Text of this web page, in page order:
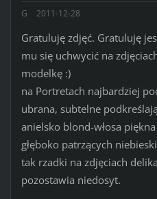
G 2011-12-28
Gratuluję zdjęć. Gratuluję
mu się uchwycić na
modelkę :)
na Portretach najbardziej
ubrana, subtelne
anielsko blond-włosa
głęboko patrzących
tak rzadki na zdjęciach
pozostawia niedosyt.